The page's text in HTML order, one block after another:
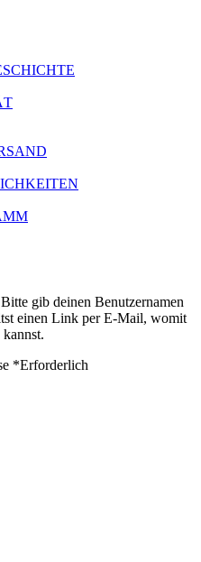
gib deinen Benutzernamen
einen Link per E-Mail, womit
*Erforderlich